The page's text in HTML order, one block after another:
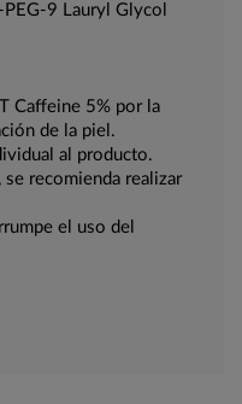
9 Lauryl Glycol
Caffeine 5% por la
de la piel.
al producto.
recomienda realizar
el uso del